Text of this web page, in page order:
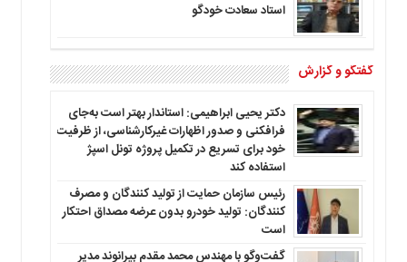
استاد سعادت خودگو
گفتگو و گزارش
دکتر یحیی ابراهیمی: استاندار بهتر است به‌جای
فرافکنی و صدور اظهارات غیرکارشناسی، از ظرفیت
خود برای تسریع در تکمیل پروژه تونل اسپژ
استفاده کند
رئیس سازمان حمایت از تولید کنندگان و مصرف
کنندگان: تولید خودرو بدون عرضه مصداق احتکار
است
گفت‌وگو با مهندس محمد مقدم بیرانوند مدیر